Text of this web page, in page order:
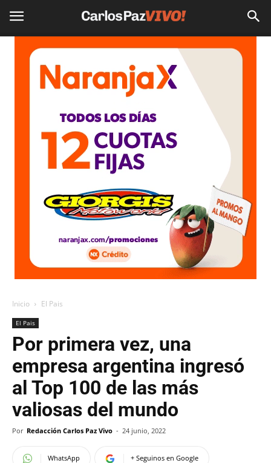
Inicio El Pais
El Pais
Por primera vez, una
empresa argentina ingresó
al Top 100 de las más
valiosas del mundo
Por Redacción Carlos Paz Vivo - 24 junio, 2022
WhatsApp + Seguinos en Google